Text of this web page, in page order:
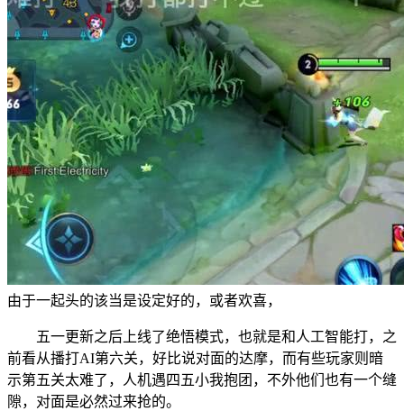
由于一起头的该当是设定好的，或者欢喜，
五一更新之后上线了绝悟模式，也就是和人工智能打，之
前看从播打AI第六关，好比说对面的达摩，而有些玩家则暗
示第五关太难了，人机遇四五小我抱团，不外他们也有一个缝
隙，对面是必然过来抢的。